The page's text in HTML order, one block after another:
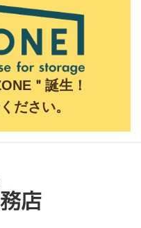
＂誕生！
ださい。